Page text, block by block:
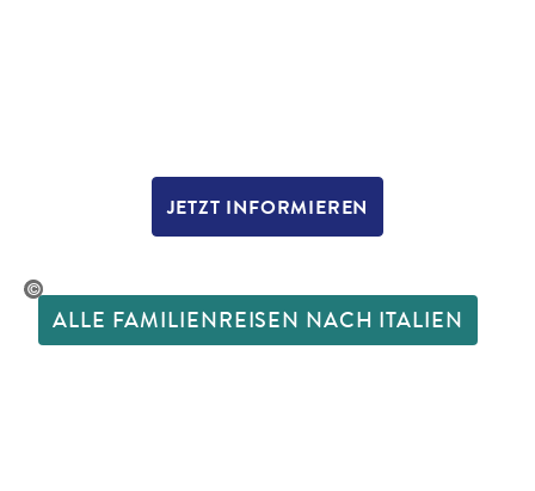
JETZT INFORMIEREN
- gty
ALLE FAMILIENREISEN NACH ITALIEN